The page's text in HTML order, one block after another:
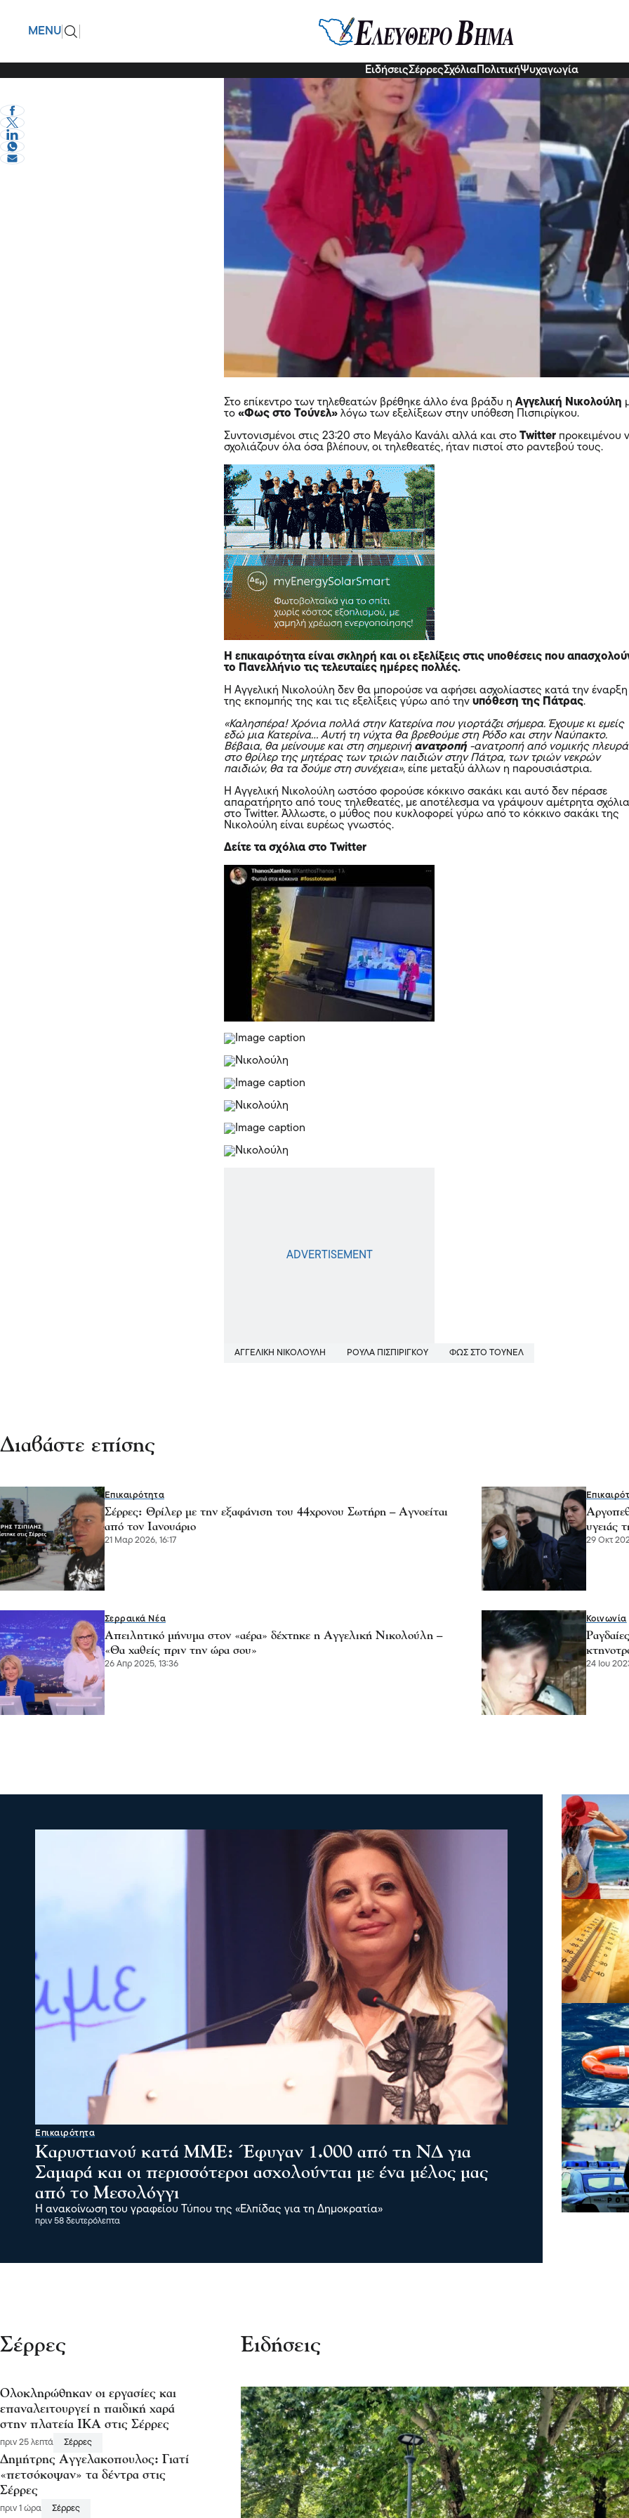
MENU
ΕιδήσειςΣέρρεςΣχόλια ΠολιτικήΨυχαγωγία
Φως στο Τούνελ: Η αναφορά της
και η «κρυφή» λεπτομέρεια που
eVima Serres Team26 Νοε 2022, 11:47
Στο επίκεντρο των τηλεθεατών βρέθηκε άλλο ένα βράδυ ηΑγγελική Νικολούλη
το«Φως στο Τούνελ»λόγω των εξελίξεων στην υπόθεση Πισπιρίγκου.
Συντονισμένοι στις 23:20 στο Μεγάλο Κανάλι αλλά και στοTwitter προκειμένου
σχολιάζουν όλα όσα βλέπουν, οι τηλεθεατές, ήταν πιστοί στο ραντεβού τους.
Η επικαιρότητα είναι σκληρή και οι εξελίξεις στις υποθέσεις που
το Πανελλήνιο τις τελευταίες ημέρες πολλές.
Η Αγγελική Νικολούλη δεν θα μπορούσε να αφήσει ασχολίαστες κατά την έναρξη
της εκπομπής της και τις εξελίξεις γύρω από τηνυπόθεση της Πάτρας.
«Καλησπέρα! Χρόνια πολλά στην Κατερίνα που γιορτάζει σήμερα. Έχουμε κι εμείς
εδώ μια Κατερίνα… Αυτή τη νύχτα θα βρεθούμε στη Ρόδο και στην Ναύπακτο.
Βέβαια, θα μείνουμε και στη σημερινή ανατροπή -ανατροπή από νομικής
στο θρίλερ της μητέρας των τριών παιδιών στην Πάτρα, των τριών νεκρών
παιδιών, θα τα δούμε στη συνέχεια», είπε μεταξύ άλλων η παρουσιάστρια.
Η Αγγελική Νικολούλη ωστόσο φορούσε κόκκινο σακάκι και αυτό δεν πέρασε
απαρατήρητο από τους τηλεθεατές, με αποτέλεσμα να γράψουν αμέτρητα σχόλια
στο Twitter. Άλλωστε, ο μύθος που κυκλοφορεί γύρω από το κόκκινο σακάκι της
Νικολούλη είναι ευρέως γνωστός.
Δείτε τα σχόλια στο Twitter
ΑΓΓΕΛΙΚΗ ΝΙΚΟΛΟΥΛΗ ΡΟΥΛΑ ΠΙΣΠΙΡΙΓΚΟΥ ΦΩΣ ΣΤΟ ΤΟΎΝΕΛ
Διαβάστε επίσης
Επικαιρότητα
Σέρρες: Θρίλερ με την εξαφάνιση του 44χρονου Σωτήρη – Αγνοείται
από τον Ιανουάριο
21 Μαρ 2026, 16:17
υγειάς
29 Οκτ
Σερραικά Νέα
Απειλητικό μήνυμα στον «αέρα» δέχτηκε η Αγγελική Νικολούλη –
«Θα χαθείς πριν την ώρα σου»
26 Απρ 2025, 13:36
Κοινωνία
24 Ιου
Επικαιρότητα
Καρυστιανού κατά ΜΜΕ: Έφυγαν 1.000 από τη ΝΔ για
Σαμαρά και οι περισσότεροι ασχολούνται με ένα μέλος μας
από το Μεσολόγγι
Η ανακοίνωση του γραφείου Τύπου της «Ελπίδας για τη Δημοκρατία»
πριν 58 δευτερόλεπτα
Σέρρες
Ολοκληρώθηκαν οι εργασίες και
επαναλειτουργεί η παιδική χαρά
στην πλατεία ΙΚΑ στις Σέρρες
πριν 25 λεπτά Σέρρες
Δημήτρης Αγγελακοπουλος: Γιατί
«πετσόκοψαν» τα δέντρα στις
Σέρρες
πριν 1 ώρα Σέρρες
Ειδήσεις